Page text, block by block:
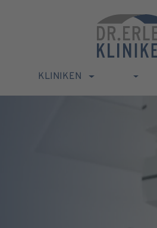
KLINIKEN